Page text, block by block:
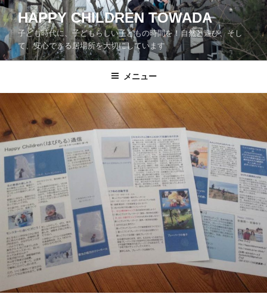
コ
ン
テ
ン
ツ
ス
キ
ッ
プ
HAPPY CHILDREN TOWADA
子ども時代に、子どもらしい子どもの時間を！自然と遊び、そし
て、安心できる居場所を大切にしています
メニュー